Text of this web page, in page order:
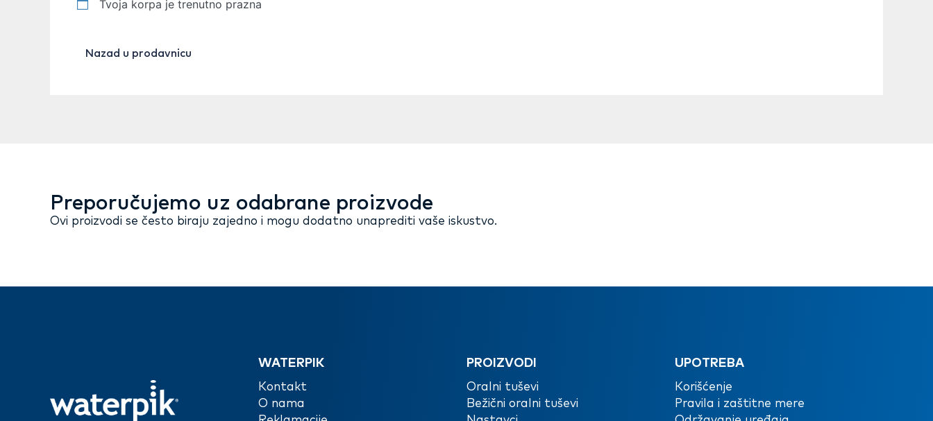
Tvoja korpa je trenutno prazna
Nazad u prodavnicu
Preporučujemo uz odabrane proizvode
Ovi proizvodi se često biraju zajedno i mogu dodatno unaprediti vaše iskustvo.
WATERPIK
Kontakt
O nama
PROIZVODI
Oralni tuševi
Bežični oralni tuševi
UPOTREBA
Korišćenje
Pravila i zaštitne mere